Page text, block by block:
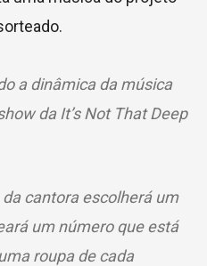
a dinâmica da música
da It’s Not That Deep
cantora escolherá um
um número que está
roupa de cada